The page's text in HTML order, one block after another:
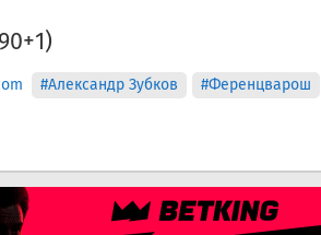
#Александр Зубков #Ференцварош